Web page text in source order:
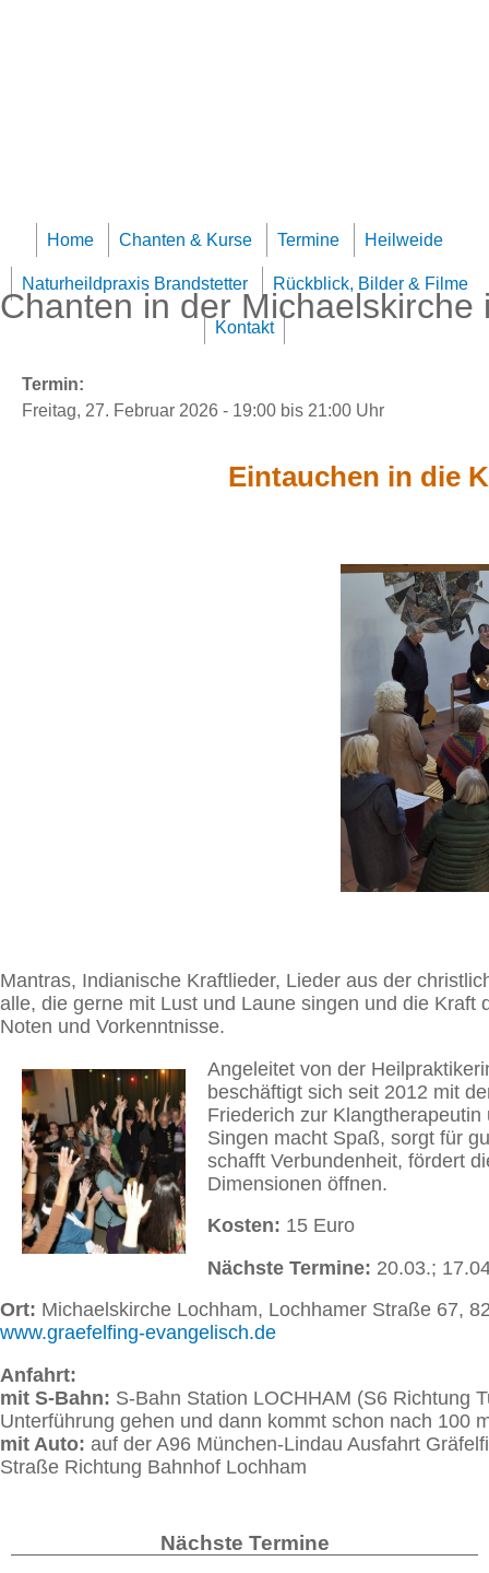
Home Chanten & Kurse Termine Heilweide
Naturheildpraxis Brandstetter Rückblick, Bilder & Filme
Kontakt
Chanten in der Michaelskirche
Termin:
Freitag, 27. Februar 2026 - 19:00 bis 21:00 Uhr
Eintauchen in die
Mantras, Indianische Kraftlieder, Lieder aus der
alle, die gerne mit Lust und Laune singen und die
Noten und Vorkenntnisse.
Angeleitet von der
beschäftigt sich seit 2012 mit
Friederich zur
Singen macht Spaß, sorgt für
schafft Verbundenheit, fördert
Dimensionen öffnen.
Kosten: 15 Euro
Nächste Termine: 20.03.;
Ort: Michaelskirche Lochham, Lochhamer Straße 67,
www.graefelfing-evangelisch.de
Anfahrt:
mit S-Bahn: S-Bahn Station LOCHHAM (S6 Richtung
Unterführung gehen und dann kommt schon nach 100
mit Auto: auf der A96 München-Lindau Ausfahrt
Straße Richtung Bahnhof Lochham
Nächste Termine